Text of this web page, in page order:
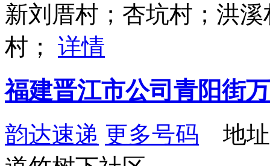
新刘厝村；杏坑村；洪
村； 详情
福建晋江市公司青阳街
韵达速递 更多号码 地址